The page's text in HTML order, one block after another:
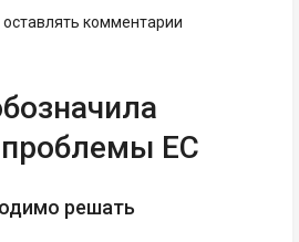
комментарии
ЕС
решать